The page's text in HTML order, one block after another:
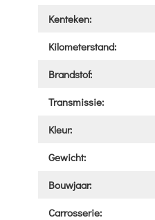
Kenteken:
Kilometerstand:
Brandstof:
Transmissie:
Kleur:
Gewicht:
Bouwjaar:
Carrosserie: